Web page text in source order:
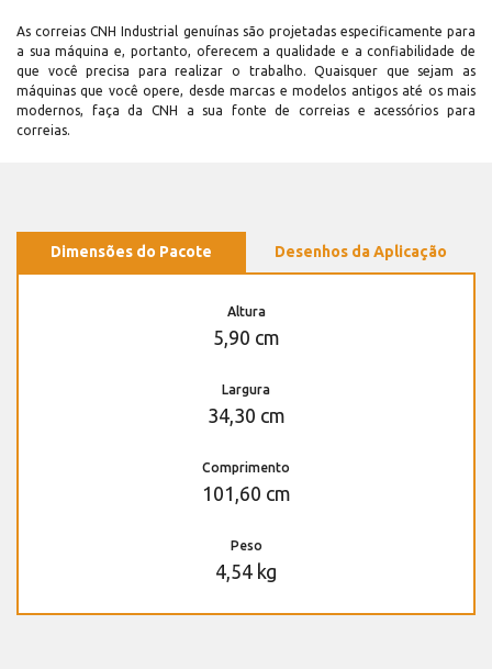
As correias CNH Industrial genuínas são projetadas especificamente para
a sua máquina e, portanto, oferecem a qualidade e a confiabilidade de
que você precisa para realizar o trabalho. Quaisquer que sejam as
máquinas que você opere, desde marcas e modelos antigos até os mais
modernos, faça da CNH a sua fonte de correias e acessórios para
correias.
Dimensões do Pacote Desenhos da Aplicação
Altura
5,90 cm
Largura
34,30 cm
Comprimento
101,60 cm
Peso
4,54 kg